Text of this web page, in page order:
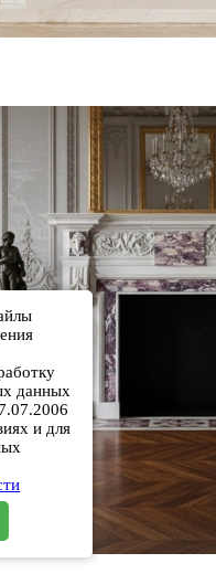
данных
и для